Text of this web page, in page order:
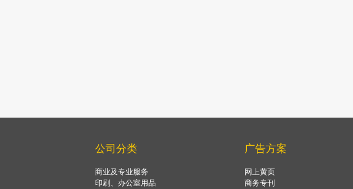
公司分类
商业及专业服务
印刷、办公室用品
广告方案
网上黄页
商务专刊